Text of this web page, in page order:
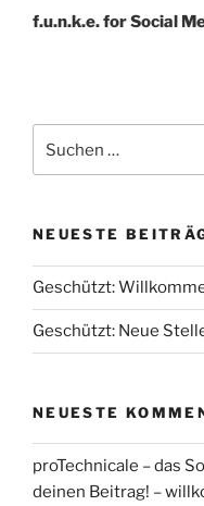
Beitrag
f.u.n.k.e. for Social
nach:
NEUESTE
Geschützt:
Geschützt: Neue
NEUESTE
proTechnicale – das
deinen Beitrag! –